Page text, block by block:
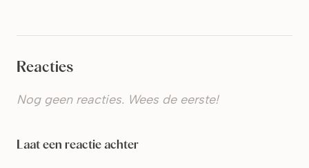
Reacties
Nog geen reacties. Wees de eerste!
Laat een reactie achter